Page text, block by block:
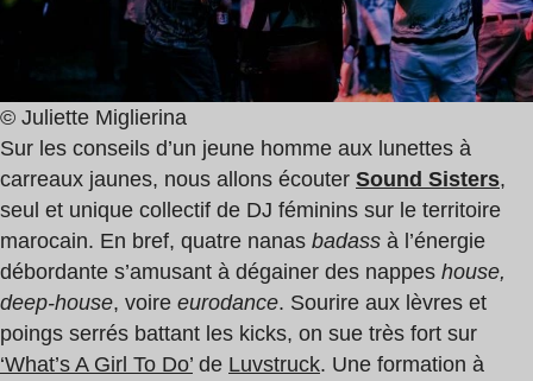
© Juliette Miglierina
Sur les conseils d’un jeune homme aux lunettes à
carreaux jaunes, nous allons écouter Sound Sisters,
seul et unique collectif de DJ féminins sur le territoire
marocain. En bref, quatre nanas badass à l’énergie
débordante s’amusant à dégainer des nappes house,
deep-house, voire eurodance. Sourire aux lèvres et
poings serrés battant les kicks, on sue très fort sur
‘What’s A Girl To Do’ de Luvstruck. Une formation à